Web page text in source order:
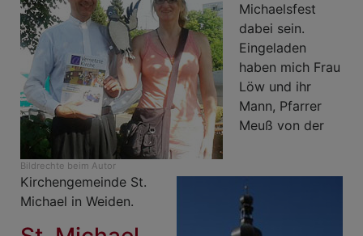
Bildrechte beim Autor
Michaelsfest
dabei sein.
Eingeladen
haben mich Frau
Löw und ihr
Mann, Pfarrer
Meuß von der
Kirchengemeinde St.
Michael in Weiden.